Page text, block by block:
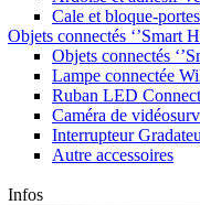
Cale et bloque-portes
Objets connectés ‘’Smart
Objets connectés
Lampe connectée
Ruban LED
Caméra de
Interrupteur
Autre accessoires
Infos